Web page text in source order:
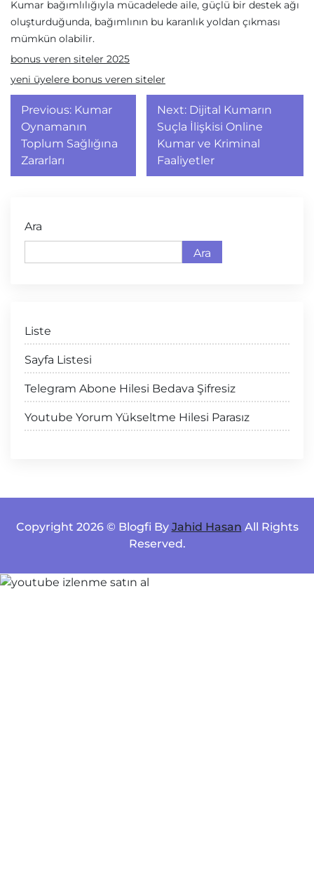
Kumar bağımlılığıyla mücadelede aile, güçlü bir destek ağı
oluşturduğunda, bağımlının bu karanlık yoldan çıkması
mümkün olabilir.
bonus veren siteler 2025
yeni üyelere bonus veren siteler
Yazı
gezinmesi
Previous: Kumar
Oynamanın
Toplum Sağlığına
Zararları
Next: Dijital Kumarın
Suçla İlişkisi Online
Kumar ve Kriminal
Faaliyetler
Ara
Ara
Liste
Sayfa Listesi
Telegram Abone Hilesi Bedava Şifresiz
Youtube Yorum Yükseltme Hilesi Parasız
Copyright 2026 © Blogfi By Jahid Hasan All Rights
Reserved.